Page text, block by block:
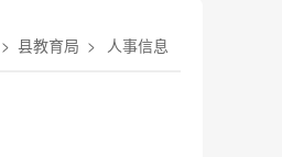
> 县教育局 > 人事信息